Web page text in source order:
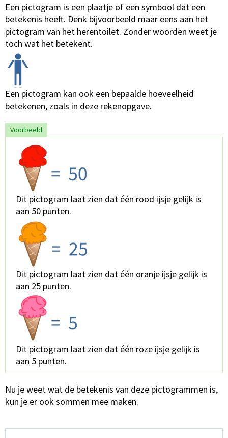
Een pictogram is een plaatje of een symbool dat een
betekenis heeft. Denk bijvoorbeeld maar eens aan het
pictogram van het herentoilet. Zonder woorden weet je
toch wat het betekent.
Een pictogram kan ook een bepaalde hoeveelheid
betekenen, zoals in deze rekenopgave.
Voorbeeld
Dit pictogram laat zien dat één rood ijsje gelijk is
aan 50 punten.
Dit pictogram laat zien dat één oranje ijsje gelijk is
aan 25 punten.
Dit pictogram laat zien dat één roze ijsje gelijk is
aan 5 punten.
Nu je weet wat de betekenis van deze pictogrammen is,
kun je er ook sommen mee maken.